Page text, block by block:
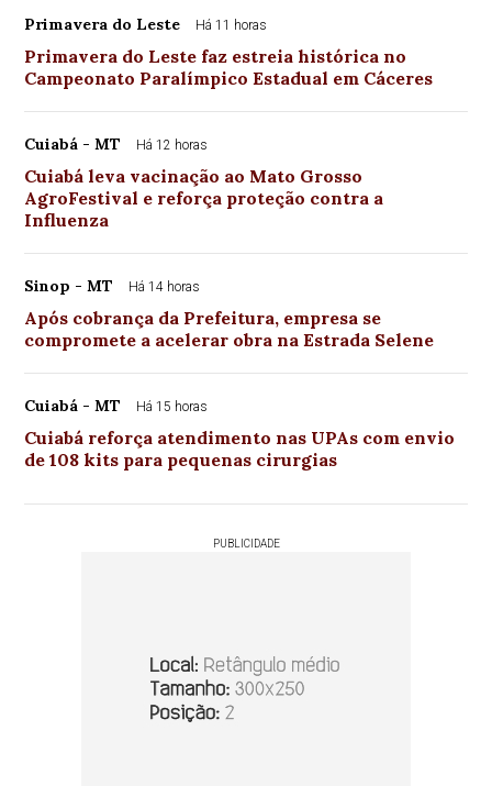
Primavera do Leste Há 11 horas
Primavera do Leste faz estreia histórica no
Campeonato Paralímpico Estadual em Cáceres
Cuiabá - MT Há 12 horas
Cuiabá leva vacinação ao Mato Grosso
AgroFestival e reforça proteção contra a
Influenza
Sinop - MT Há 14 horas
Após cobrança da Prefeitura, empresa se
compromete a acelerar obra na Estrada Selene
Cuiabá - MT Há 15 horas
Cuiabá reforça atendimento nas UPAs com envio
de 108 kits para pequenas cirurgias
PUBLICIDADE